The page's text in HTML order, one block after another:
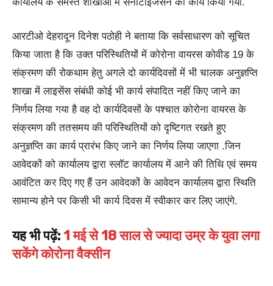
आरटीओ देहरादून दिनेश पठोही ने बताया कि सर्वसाधारण को सूचित
किया जाता है कि उक्त परिस्थितियों में कोरोना वायरस कोवीड 19 के
संक्रमण की रोकथाम हेतु अगले दो कार्यदिवसों में भी चालक अनुज्ञप्ति
शाखा में लाइसेंस संबंधी कोई भी कार्य संपादित नहीं किए जाने का
निर्णय लिया गया है वह दो कार्यदिवसों के पश्चात कोरोना वायरस के
संक्रमण की ततसमय की परिस्थितियों को दृष्टिगत रखते हुए
अनुज्ञप्ति का कार्य प्रारंभ किए जाने का निर्णय लिया जाएगा .जिन
आवेदकों को कार्यालय द्वारा स्लॉट कार्यालय में आने की तिथि एवं समय
आवंटित कर दिए गए हैं उन आवेदकों के आवेदन कार्यालय द्वारा स्थिति
सामान्य होने पर किसी भी कार्य दिवस में स्वीकार कर लिए जाएंगे.
यह भी पढ़ें: 1 मई से 18 साल से ज्यादा उम्र के युवा लगा
सकेंगे कोरोना वैक्सीन